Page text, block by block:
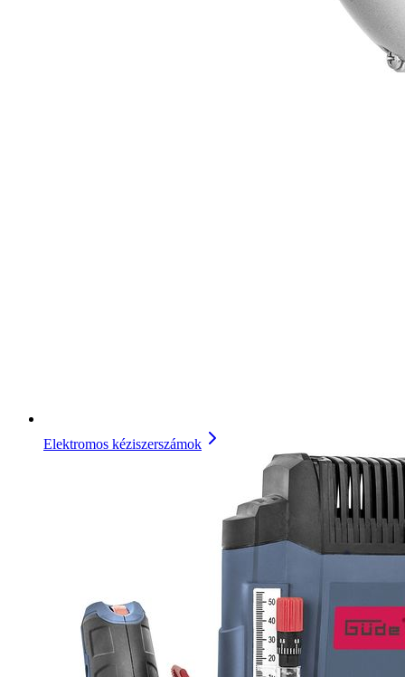
Elektromos kéziszerszámok